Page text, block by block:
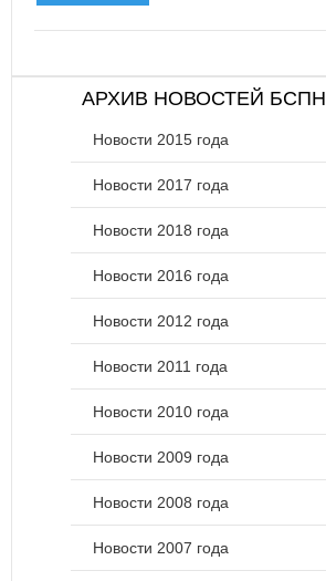
АРХИВ НОВОСТЕЙ БСПН
Новости 2015 года
Новости 2017 года
Новости 2018 года
Новости 2016 года
Новости 2012 года
Новости 2011 года
Новости 2010 года
Новости 2009 года
Новости 2008 года
Новости 2007 года